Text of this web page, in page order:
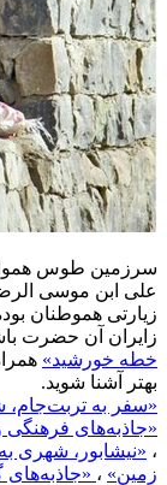
سرزمین طوس
علی ابن موسی
زیارتی هموطنان
زایران آن حضرت
خطه خورشید»
بهتر آشنا شوید.
«سفر به تربت‌جام،
«جاذبه‌های فرهنگی
، «نیشابور، شهری
زمین» ، «جاذبه‌های